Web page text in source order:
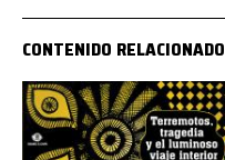
CONTENIDO RELACIONADO